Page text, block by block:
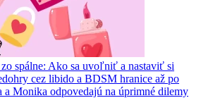
spálne: Ako sa uvoľniť a nastaviť si
cez libido a BDSM hranice až po
a Monika odpovedajú na úprimné dilemy